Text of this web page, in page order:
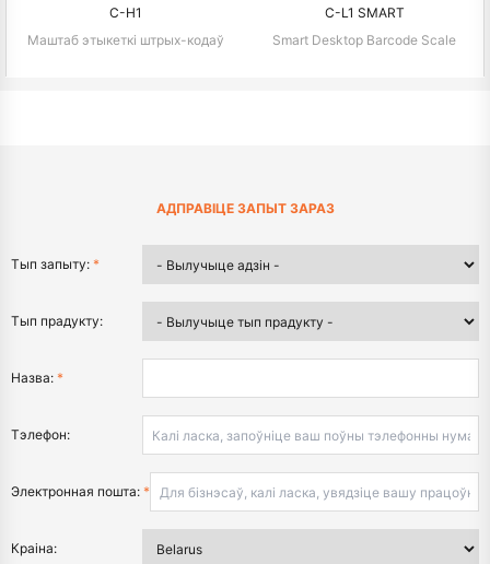
C-H1
Маштаб этыкеткі штрых-кодаў
C-L1 SMART
Smart Desktop Barcode Scale
АДПРАВІЦЕ ЗАПЫТ ЗАРАЗ
Тып запыту: *
Тып прадукту:
Назва: *
Тэлефон:
Электронная пошта: *
Краіна: